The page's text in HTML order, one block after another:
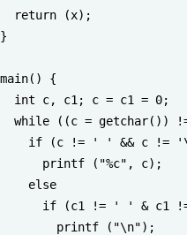
  return (x);
}
main() {
  int c, c1; c = c1 = 0;
while ((c = getchar())
if (c != ' ' && c !=
      printf ("%c", c);
    else
if (c1 != ' ' & c1
        printf ("\n");